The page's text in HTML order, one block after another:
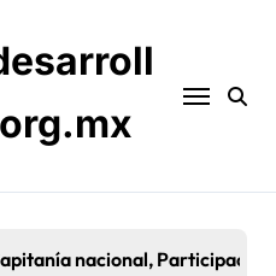
temprana, Éxitos en